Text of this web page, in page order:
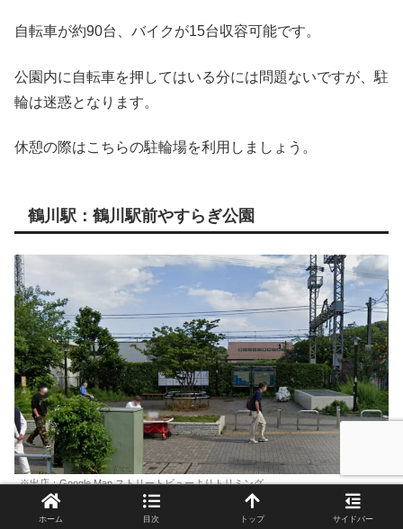
自転車が約90台、バイクが15台収容可能です。
公園内に自転車を押してはいる分には問題ないですが、駐
輪は迷惑となります。
休憩の際はこちらの駐輪場を利用しましょう。
鶴川駅：鶴川駅前やすらぎ公園
※出店：Google Map ストリートビューよりトリミング
鶴川駅の前にある小さな公園になります。
ホーム 目次 トップ サイドバー